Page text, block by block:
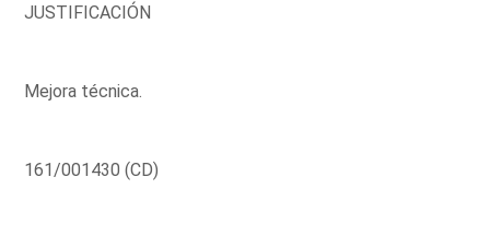
JUSTIFICACIÓN
Mejora técnica.
161/001430 (CD)